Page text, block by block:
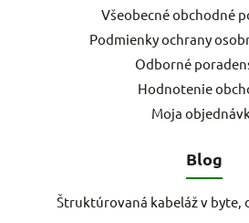
Všeobecné obchodné
Podmienky ochrany
Odborné
Hodnotenie
Moja
Blog
Štruktúrovaná kabeláž v byte,